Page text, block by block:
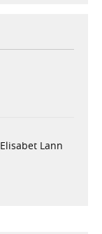
Lann